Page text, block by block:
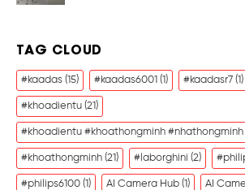
TAG CLOUD
#kaadas (15) #kaadas6001 (1) #kaadasr7 (1)
#khoadientu (21)
#khoadientu #khoathongminh #nhathongminh
#khoathongminh (21) #laborghini (2)
#philips6100 (1) AI Camera Hub (1) AI